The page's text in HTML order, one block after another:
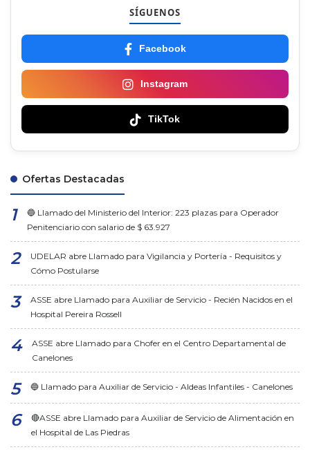
SÍGUENOS
Facebook
Instagram
TikTok
Ofertas Destacadas
🔵 Llamado del Ministerio del Interior: 223 plazas para Operador
Penitenciario con salario de $ 63.927
UDELAR abre Llamado para Vigilancia y Portería - Requisitos y
Cómo Postularse
ASSE abre Llamado para Auxiliar de Servicio - Recién Nacidos en el
Hospital Pereira Rossell
ASSE abre Llamado para Chofer en el Centro Departamental de
Canelones
🔵 Llamado para Auxiliar de Servicio - Aldeas Infantiles - Canelones
🔴ASSE abre Llamado para Auxiliar de Servicio de Alimentación en
el Hospital de Las Piedras